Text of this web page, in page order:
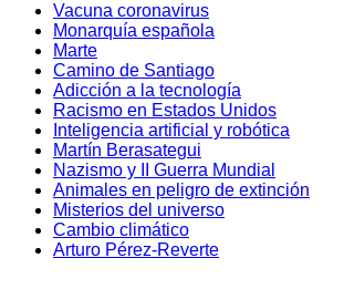
Vacuna coronavirus
Monarquía española
Marte
Camino de Santiago
Adicción a la tecnología
Racismo en Estados Unidos
Inteligencia artificial y robótica
Martín Berasategui
Nazismo y II Guerra Mundial
Animales en peligro de extinción
Misterios del universo
Cambio climático
Arturo Pérez-Reverte